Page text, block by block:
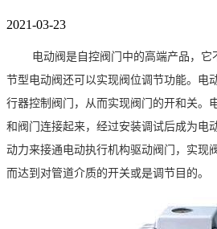
2021-03-23
电动阀 是 自控阀门 中的高端产品，它
节型电动阀还可以实现阀位调节功能。电
行器控制阀门，从而实现阀门的开和关。
和 阀门连接起来，经过安装调试后成为电
动力来接通电动执行机构驱动阀门，实现
而达到对管道介质的开关或是调节目的。